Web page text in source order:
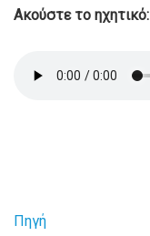
Ακούστε το ηχητικό:
Πηγή